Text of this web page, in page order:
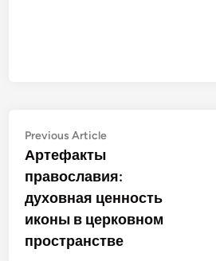
Post
navigation
Previous ArticlePrevious
Артефакты
православия:
духовная ценность
иконы в церковном
пространстве